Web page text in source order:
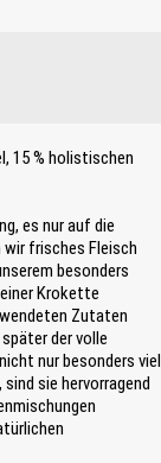
15 % holistischen
es nur auf die
wir frisches Fleisch
besonders
Krokette
Zutaten
der volle
nur besonders viel
sie hervorragend